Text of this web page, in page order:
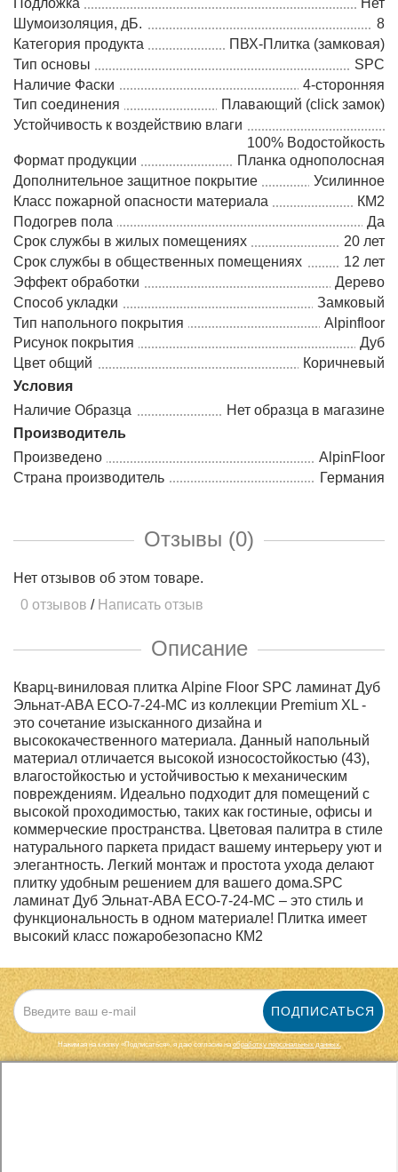
Подложка
Нет
Шумоизоляция, дБ.
8
Категория продукта
ПВХ-Плитка (замковая)
Тип основы
SPC
Наличие Фаски
4-сторонняя
Тип соединения
Плавающий (click замок)
Устойчивость к воздействию влаги
100% Водостойкость
Формат продукции
Планка однополосная
Дополнительное защитное покрытие
Усилинное
Класс пожарной опасности материала
КМ2
Подогрев пола
Да
Срок службы в жилых помещениях
20 лет
Срок службы в общественных помещениях
12 лет
Эффект обработки
Дерево
Способ укладки
Замковый
Тип напольного покрытия
Alpinfloor
Рисунок покрытия
Дуб
Цвет общий
Коричневый
Условия
Наличие Образца
Нет образца в магазине
Производитель
Произведено
AlpinFloor
Страна производитель
Германия
Отзывы (0)
Нет отзывов об этом товаре.
0 отзывов / Написать отзыв
Описание
Кварц-виниловая плитка Alpine Floor SPC ламинат Дуб
Эльнат-ABA ECO-7-24-MC из коллекции Premium XL -
это сочетание изысканного дизайна и
высококачественного материала. Данный напольный
материал отличается высокой износостойкостью (43),
влагостойкостью и устойчивостью к механическим
повреждениям. Идеально подходит для помещений с
высокой проходимостью, таких как гостиные, офисы и
коммерческие пространства. Цветовая палитра в стиле
натурального паркета придаст вашему интерьеру уют и
элегантность. Легкий монтаж и простота ухода делают
плитку удобным решением для вашего дома.SPC
ламинат Дуб Эльнат-ABA ECO-7-24-MC – это стиль и
функциональность в одном материале! Плитка имеет
высокий класс пожаробезопасно КМ2
ПОДПИСАТЬСЯ
Нажимая на кнопку «Подписаться», я даю cогласие наобработку персональных данных.